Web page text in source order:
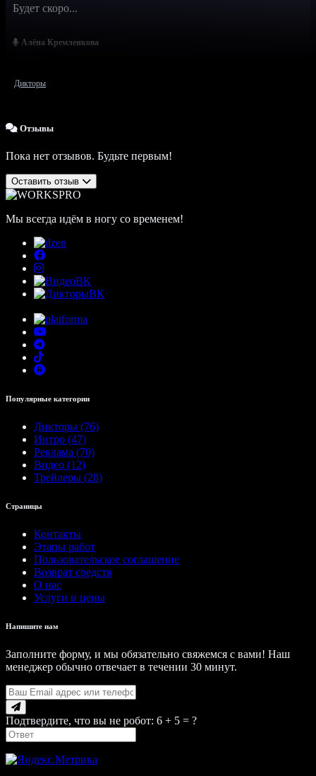
Алёна Кремленкова
Будет скоро...
Дикторы
Отзывы
Пока нет отзывов. Будьте первым!
Оставить отзыв
Мы всегда идём в ногу со временем!
Популярные категории
Дикторы (76)
Интро (47)
Реклама (70)
Видео (12)
Трейлеры (28)
Страницы
Контакты
Этапы работ
Пользовательское соглашение
Возврат средств
О нас
Услуги и цены
Напишите нам
Заполните форму, и мы обязательно свяжемся с вами! Наш
менеджер обычно отвечает в течении 30 минут.
Подтвердите, что вы не робот: 6 + 5 = ?